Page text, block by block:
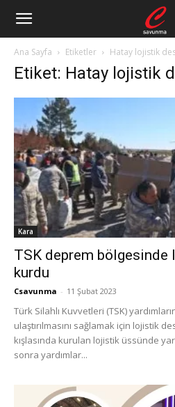
Ana Sayfa Etiketler Hatay lojistik
Etiket: Hatay lojistik
Kara
TSK deprem
kurdu
Csavunma - 11 Şubat 2023
Türk Silahlı Kuvvetleri (TSK)
ulaştırılmasını sağlamak için lojistik
kışlasında kurulan lojistik üssünde
sonra yardımlar...